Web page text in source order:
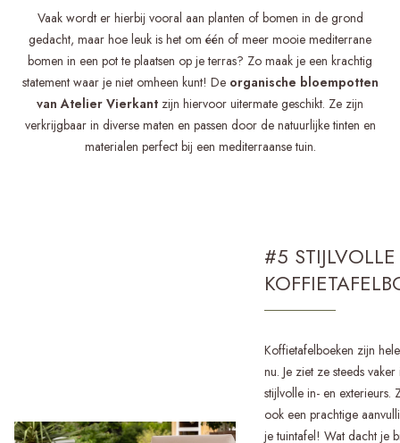
Vaak wordt er hierbij vooral aan planten of bomen in de grond
gedacht, maar hoe leuk is het om één of meer mooie mediterrane
bomen in een pot te plaatsen op je terras? Zo maak je een krachtig
statement waar je niet omheen kunt! De organische bloempotten
van Atelier Vierkant zijn hiervoor uitermate geschikt. Ze zijn
verkrijgbaar in diverse maten en passen door de natuurlijke tinten en
materialen perfect bij een mediterraanse tuin.
#5 STIJLVOLLE
Koffietafelboeken zijn
nu. Je ziet ze steeds
stijlvolle in- en exterieurs.
ook een prachtige
je tuintafel! Wat dacht je